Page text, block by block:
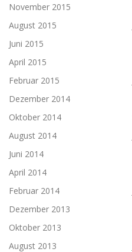
November 2015
August 2015
Juni 2015
April 2015
Februar 2015
Dezember 2014
Oktober 2014
August 2014
Juni 2014
April 2014
Februar 2014
Dezember 2013
Oktober 2013
August 2013